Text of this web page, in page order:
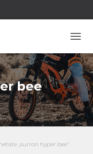
bee
„surron hyper bee”